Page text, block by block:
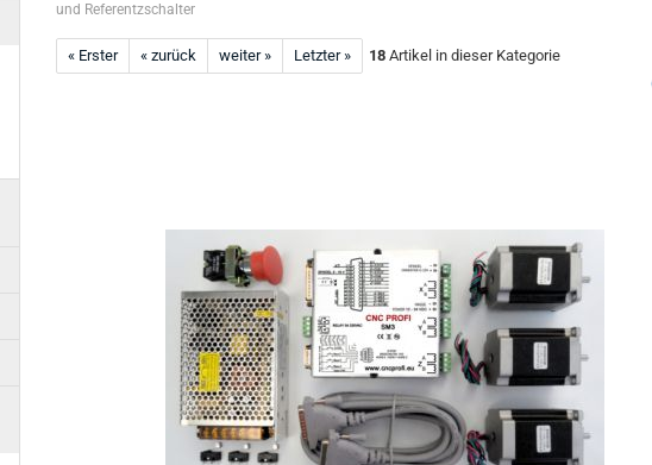
und Referentzschalter
« Erster « zurück weiter » Letzter » 18Artikel in dieser Kategorie